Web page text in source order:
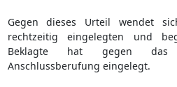
Gegen dieses Urteil wendet
rechtzeitig eingelegten und
Beklagte hat gegen das
Anschlussberufung eingelegt.